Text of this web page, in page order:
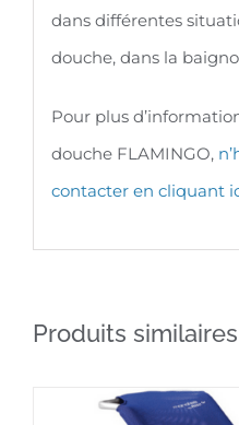
dans différentes
douche, dans la
Pour plus
douche FLAMINGO, ​​
contacter en cliquant
Produits similaires